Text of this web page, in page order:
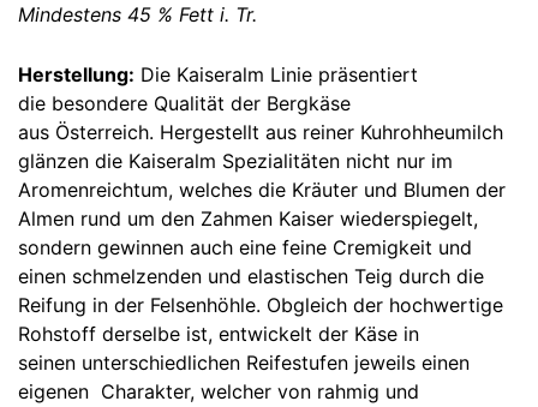
Mindestens 45 % Fett i. Tr.
Herstellung: Die Kaiseralm Linie präsentiert
die besondere Qualität der Bergkäse
aus Österreich. Hergestellt aus reiner Kuhrohheumilch
glänzen die Kaiseralm Spezialitäten nicht nur im
Aromenreichtum, welches die Kräuter und Blumen der
Almen rund um den Zahmen Kaiser wiederspiegelt,
sondern gewinnen auch eine feine Cremigkeit und
einen schmelzenden und elastischen Teig durch die
Reifung in der Felsenhöhle. Obgleich der hochwertige
Rohstoff derselbe ist, entwickelt der Käse in
seinen unterschiedlichen Reifestufen jeweils einen
eigenen Charakter, welcher von rahmig und